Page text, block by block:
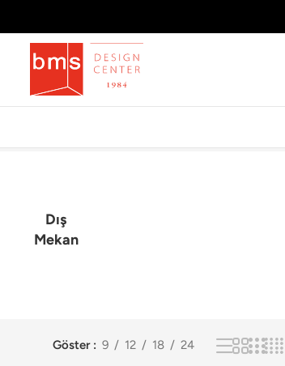
Dış
Mekan
Göster 9 12 18 24